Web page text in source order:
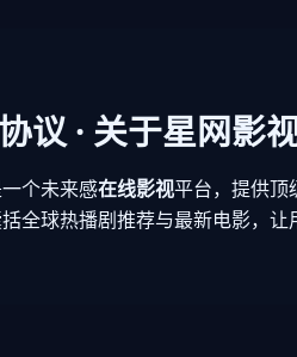
议 · 关于星网影
个未来感在线影视平台，提供顶
全球热播剧推荐与最新电影，让